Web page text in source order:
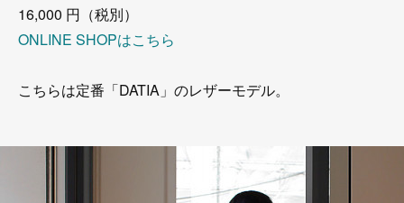
16,000 円（税別）
ONLINE SHOPはこちら
こちらは定番「DATIA」のレザーモデル。